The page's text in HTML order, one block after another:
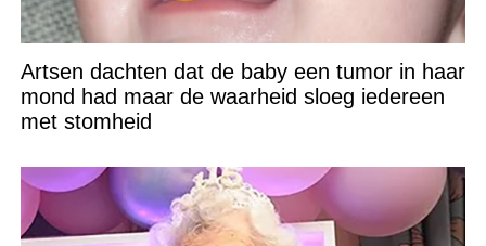
Artsen dachten dat de baby een tumor in haar
mond had maar de waarheid sloeg iedereen
met stomheid